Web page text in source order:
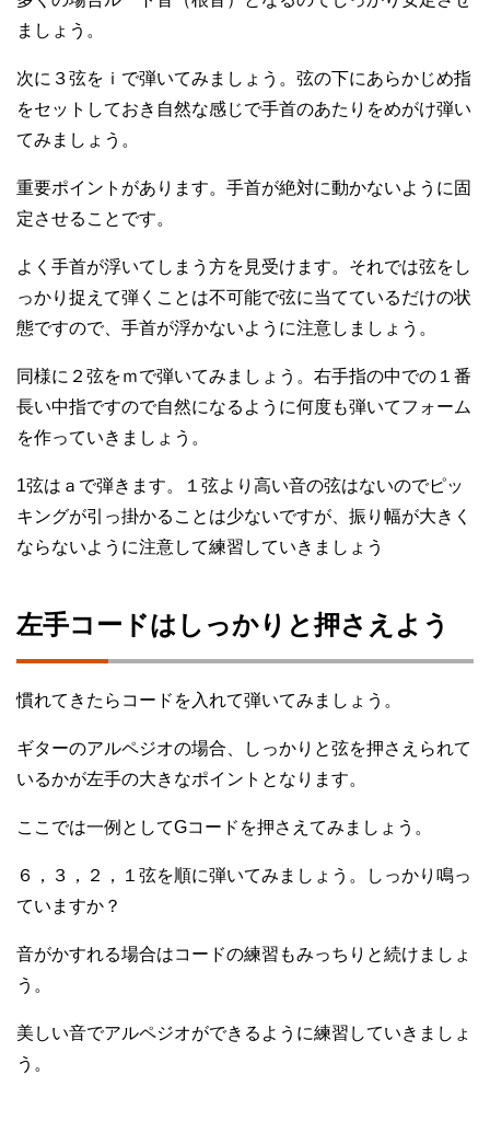
ましょう。
次に３弦をｉで弾いてみましょう。弦の下にあらかじめ指
をセットしておき自然な感じで手首のあたりをめがけ弾い
てみましょう。
重要ポイントがあります。手首が絶対に動かないように固
定させることです。
よく手首が浮いてしまう方を見受けます。それでは弦をし
っかり捉えて弾くことは不可能で弦に当てているだけの状
態ですので、手首が浮かないように注意しましょう。
同様に２弦をｍで弾いてみましょう。右手指の中での１番
長い中指ですので自然になるように何度も弾いてフォーム
を作っていきましょう。
1弦はａで弾きます。１弦より高い音の弦はないのでピッ
キングが引っ掛かることは少ないですが、振り幅が大きく
ならないように注意して練習していきましょう
左手コードはしっかりと押さえよう
慣れてきたらコードを入れて弾いてみましょう。
ギターのアルペジオの場合、しっかりと弦を押さえられて
いるかが左手の大きなポイントとなります。
ここでは一例としてGコードを押さえてみましょう。
６，３，２，１弦を順に弾いてみましょう。しっかり鳴っ
ていますか？
音がかすれる場合はコードの練習もみっちりと続けましょ
う。
美しい音でアルペジオができるように練習していきましょ
う。